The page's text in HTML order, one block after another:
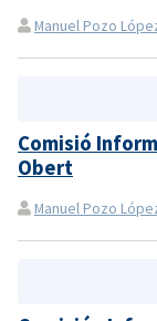
Manuel Pozo
Comisió
Obert
Manuel Pozo